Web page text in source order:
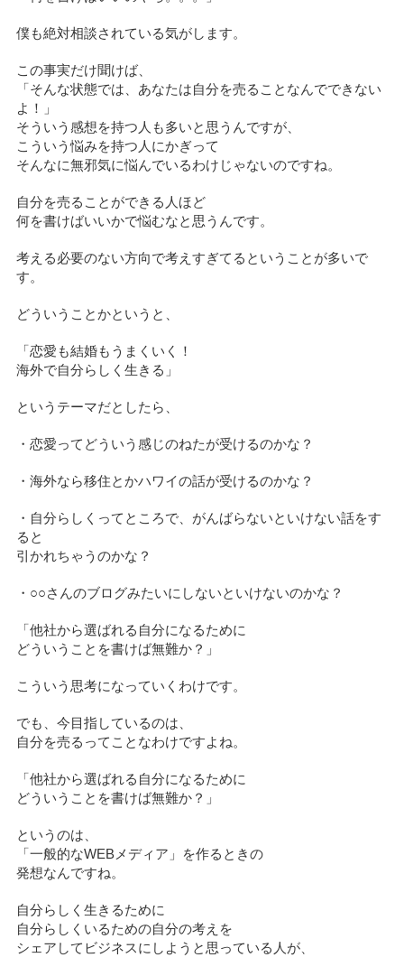
僕も絶対相談されている気がします。
この事実だけ聞けば、
「そんな状態では、あなたは自分を売ることなんでできない
よ！」
そういう感想を持つ人も多いと思うんですが、
こういう悩みを持つ人にかぎって
そんなに無邪気に悩んでいるわけじゃないのですね。
自分を売ることができる人ほど
何を書けばいいかで悩むなと思うんです。
考える必要のない方向で考えすぎてるということが多いで
す。
どういうことかというと、
「恋愛も結婚もうまくいく！
海外で自分らしく生きる」
というテーマだとしたら、
・恋愛ってどういう感じのねたが受けるのかな？
・海外なら移住とかハワイの話が受けるのかな？
・自分らしくってところで、がんばらないといけない話をす
ると
引かれちゃうのかな？
・○○さんのブログみたいにしないといけないのかな？
「他社から選ばれる自分になるために
どういうことを書けば無難か？」
こういう思考になっていくわけです。
でも、今目指しているのは、
自分を売るってことなわけですよね。
「他社から選ばれる自分になるために
どういうことを書けば無難か？」
というのは、
「一般的なWEBメディア」を作るときの
発想なんですね。
自分らしく生きるために
自分らしくいるための自分の考えを
シェアしてビジネスにしようと思っている人が、